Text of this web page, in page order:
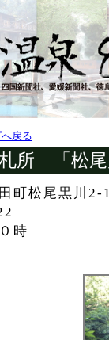
戻る
所 「松
町松尾黒川2-
時